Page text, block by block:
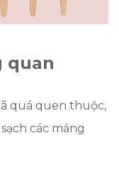
quan
quá quen thuộc,
các mảng